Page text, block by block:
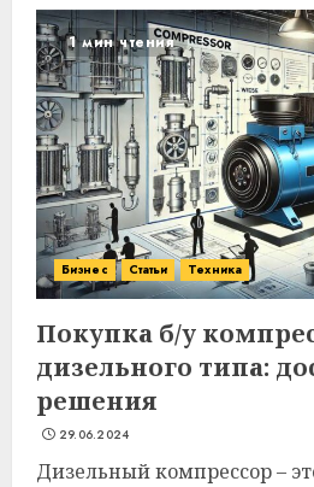
1 мин чтения
Бизнес Статьи Техника
Покупка б/у
дизельного типа:
решения
29.06.2024
Дизельный компрессор –